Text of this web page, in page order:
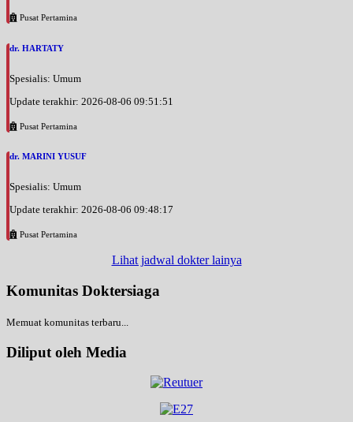
Pusat Pertamina
dr. HARTATY
Spesialis: Umum
Update terakhir: 2026-08-06 09:51:51
Pusat Pertamina
dr. MARINI YUSUF
Spesialis: Umum
Update terakhir: 2026-08-06 09:48:17
Pusat Pertamina
Lihat jadwal dokter lainya
Komunitas Doktersiaga
Memuat komunitas terbaru...
Diliput oleh Media